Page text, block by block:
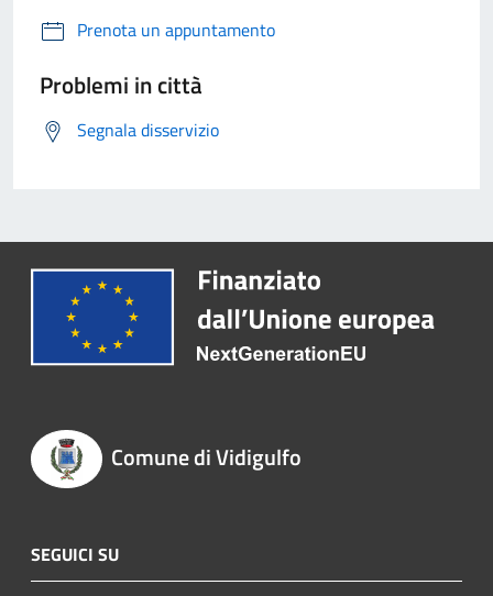
Prenota un appuntamento
Problemi in città
Segnala disservizio
Comune di Vidigulfo
SEGUICI SU